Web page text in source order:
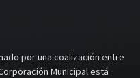
por una coalización entre
Municipal está